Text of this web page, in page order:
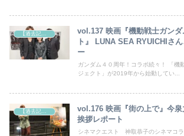
【過去記事】シネマクエスト「神取恭子のシネマコラム」
vol.137 映画『機動戦士ガンダ
ト』 LUNA SEA RYUICHIさ
ー
ガンダム４０周年！コラボ続々！ 「機
ジェクト」が2019年から始動してい...
【過去記事】シネマクエスト「神取恭子のシネマコラム」
vol.176 映画『街の上で』今
挨拶レポート
シネマクエスト 神取恭子のシネマコ